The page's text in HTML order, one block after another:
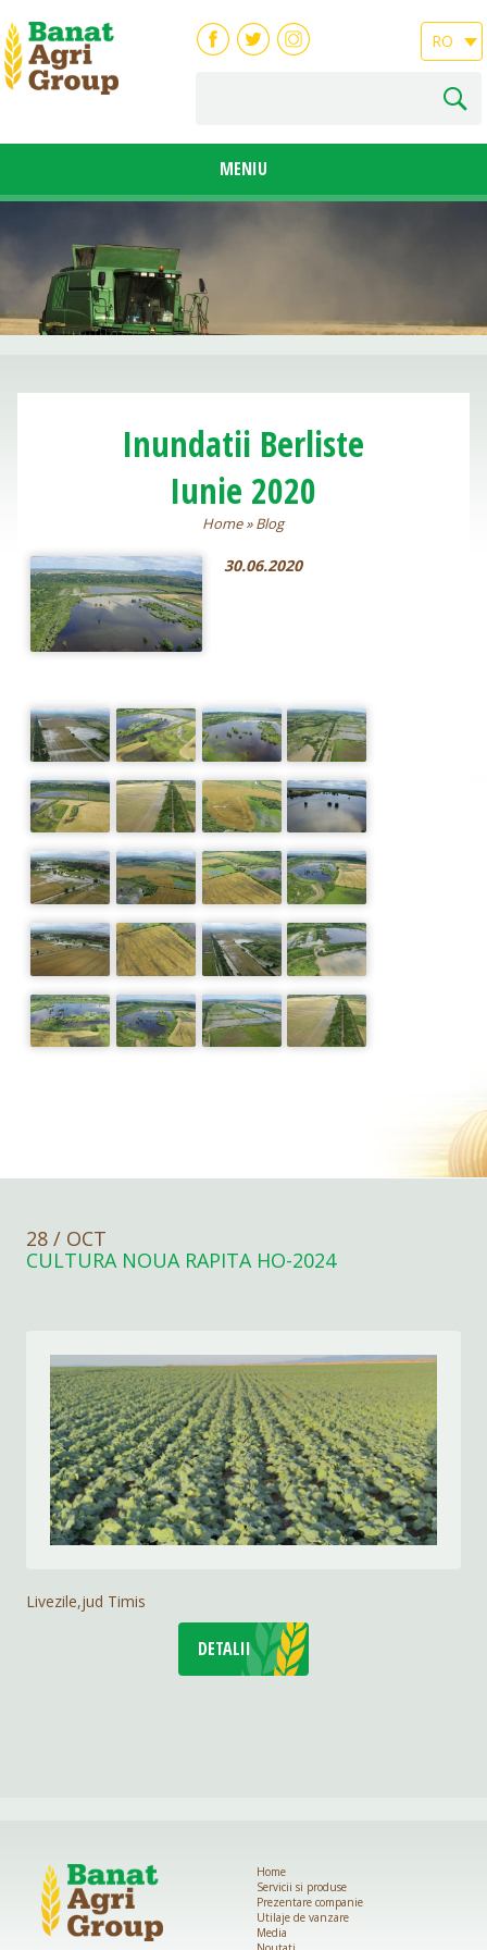
RO
MENIU
Inundatii Berliste
Iunie 2020
Home»Blog
30.06.2020
28 / OCT
CULTURA NOUA RAPITA HO-2024
Livezile,jud Timis
DETALII
Home
Servicii si produse
Prezentare companie
Utilaje de vanzare
Media